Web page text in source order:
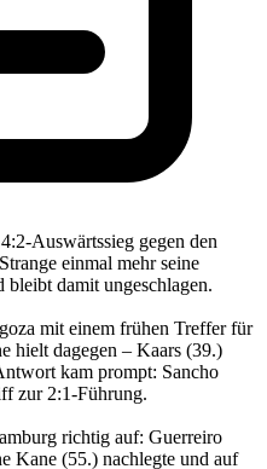
Auswärtssieg gegen den
einmal mehr seine
damit ungeschlagen.
mit einem frühen Treffer für
hielt dagegen – Kaars (39.)
kam prompt: Sancho
zur 2:1-Führung.
richtig auf: Guerreiro
Kane (55.) nachlegte und auf